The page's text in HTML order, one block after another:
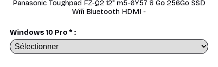
Panasonic Toughpad FZ-Q2 12" m5-6Y57 8 Go 256Go SSD
Wifi Bluetooth HDMI -
Windows 10 Pro * :